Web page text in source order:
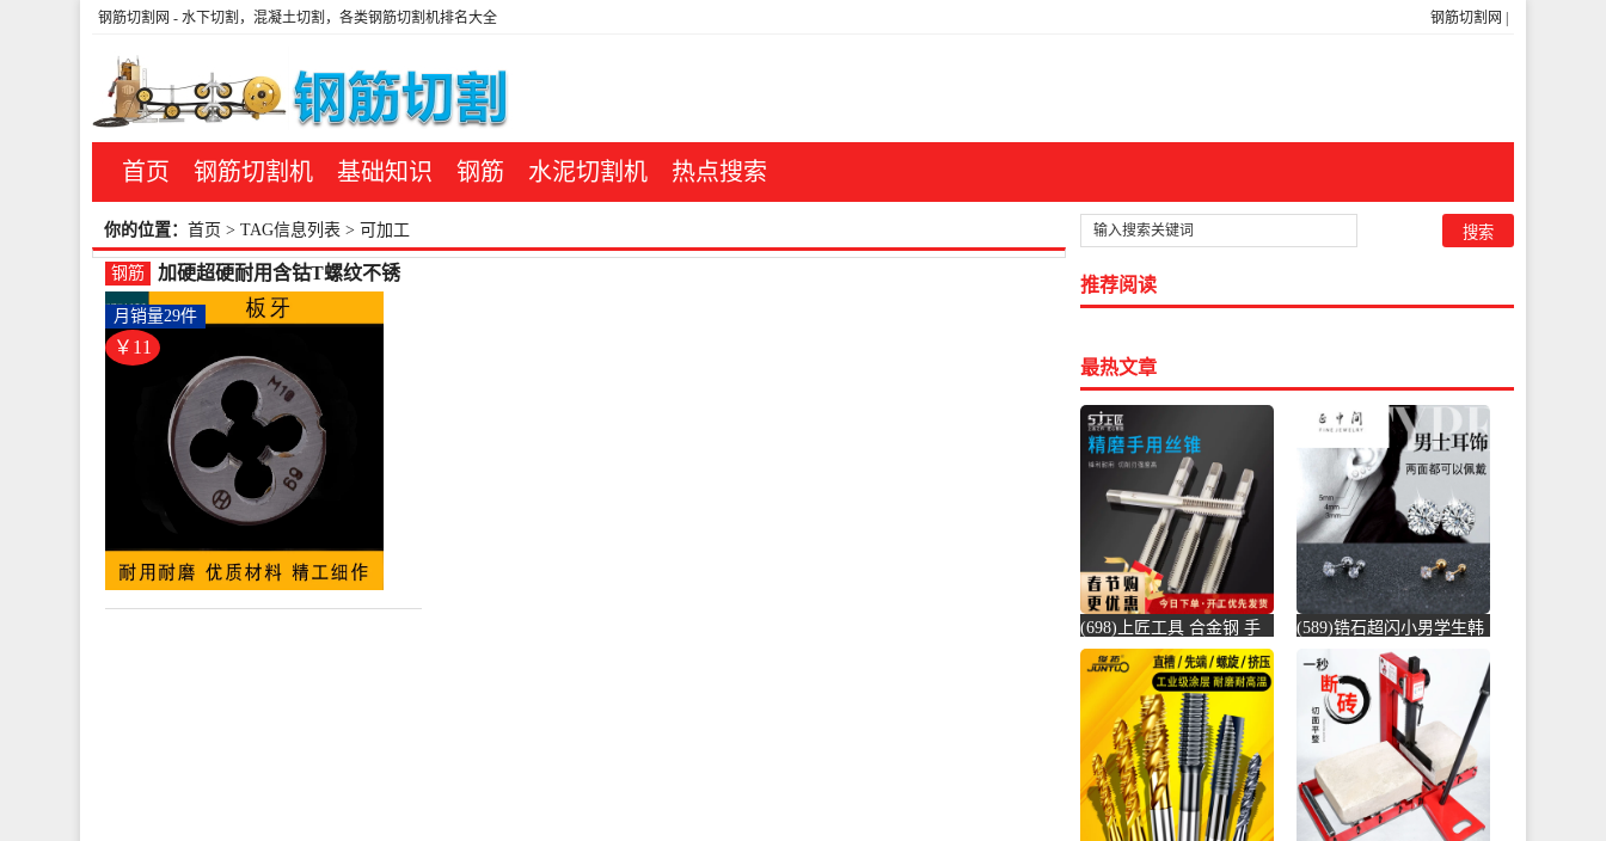
钢筋切割网
钢筋切割网 - 水下切割，混凝土切割，各类钢筋切割机排名大全
首页 钢筋切割机 基础知识 钢筋 水泥切割机 热点搜索
你的位置： 首页 > TAG信息列表 > 可加工
钢筋
加硬超硬耐用含钴T螺纹不锈
钢板牙M2 2.5 3 -螺纹钢(地猫
五金专营店仅售11.2元)
￥11
月销量29件
推荐阅读
最热文章
(698)上匠工具 合金钢 手
用丝锥攻螺纹工具攻丝丝
攻套丝m-螺纹钢(上匠工具
旗舰店仅售5.8元)
(589)锆石超闪小男学生韩
版耳骨钉钛钢养耳棒防过
敏圆珠女儿-圆棒钢(正中
间旗舰店仅售5.6元)